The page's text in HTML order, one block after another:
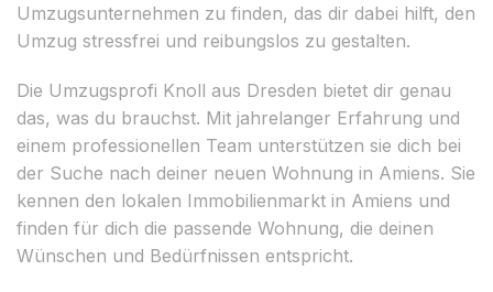
Umzugsunternehmen zu finden, das dir dabei hilft, den
Umzug stressfrei und reibungslos zu gestalten.
Die Umzugsprofi Knoll aus Dresden bietet dir genau
das, was du brauchst. Mit jahrelanger Erfahrung und
einem professionellen Team unterstützen sie dich bei
der Suche nach deiner neuen Wohnung in Amiens. Sie
kennen den lokalen Immobilienmarkt in Amiens und
finden für dich die passende Wohnung, die deinen
Wünschen und Bedürfnissen entspricht.